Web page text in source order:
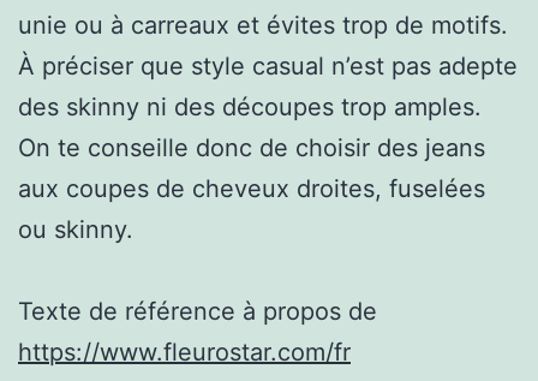
unie ou à carreaux et évites trop de motifs.
À préciser que style casual n’est pas adepte
des skinny ni des découpes trop amples.
On te conseille donc de choisir des jeans
aux coupes de cheveux droites, fuselées
ou skinny.
Texte de référence à propos de
https://www.fleurostar.com/fr